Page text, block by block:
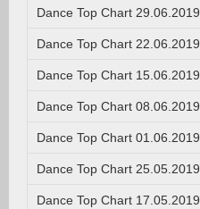
Dance Top Chart 29.06.2019.
Dance Top Chart 22.06.2019.
Dance Top Chart 15.06.2019.
Dance Top Chart 08.06.2019.
Dance Top Chart 01.06.2019.
Dance Top Chart 25.05.2019.
Dance Top Chart 17.05.2019.